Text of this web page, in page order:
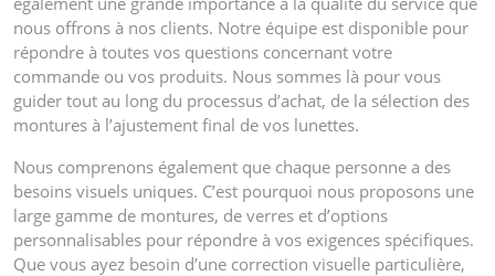
nous offrons à nos clients. Notre équipe est disponible pour
répondre à toutes vos questions concernant votre
commande ou vos produits. Nous sommes là pour vous
guider tout au long du processus d’achat, de la sélection des
montures à l’ajustement final de vos lunettes.
Nous comprenons également que chaque personne a des
besoins visuels uniques. C’est pourquoi nous proposons une
large gamme de montures, de verres et d’options
personnalisables pour répondre à vos exigences spécifiques.
Que vous ayez besoin d’une correction visuelle particulière,